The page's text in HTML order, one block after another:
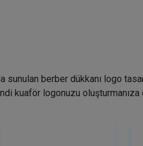
berber dükkanı logo
kuaför logonuzu oluşturmanıza